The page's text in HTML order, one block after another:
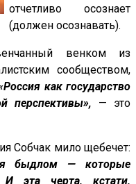
отчетливо осознает
(должен осознавать).
венком из
сообществом,
как государство
перспективы», — это
Собчак мило щебечет:
быдлом — которые
эта черта, кстати,